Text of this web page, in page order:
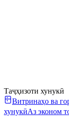
Таҷҳизоти хунукӣ
Витринаҳо ва
хунукӣАз эконом